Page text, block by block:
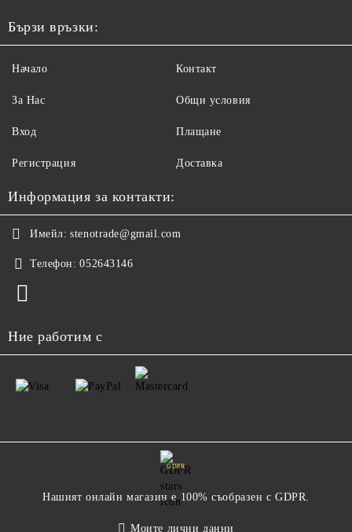
Бързи връзки:
Начало
За Нас
Вход
Регистрация
Контакт
Общи условия
Плащане
Доставка
Информация за контакти:
Имейл: stenotrade@gmail.com
Телефон: 052643146
Ние работим с
GDPR
Нашият онлайн магазин е 100% съобразен с GDPR.
Моите лични данни